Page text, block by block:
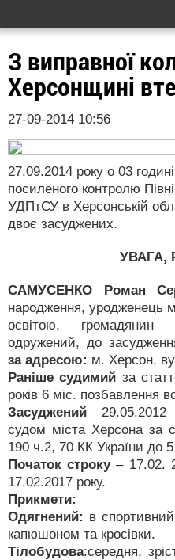
З виправної
Херсонщині
27-09-2014 10:56
27.09.2014 року о 03
посиленого контролю
УДПтСУ в Херсонській
двоє засуджених.
УВАГА,
САМУСЕНКО Роман
народження, уродженець
освітою, громадянин
одружений, до
за адресою: м. Херсон,
Раніше судимий за
років 6 міс. позбавлення
Засуджений 29.05.2012
судом міста Херсона за
190 ч.2, 70 КК України до
Початок строку– 17.02.
17.02.2017 року.
Прикмети:
Одягнений: в
капюшоном та кросівки.
Тілобудова:середня,